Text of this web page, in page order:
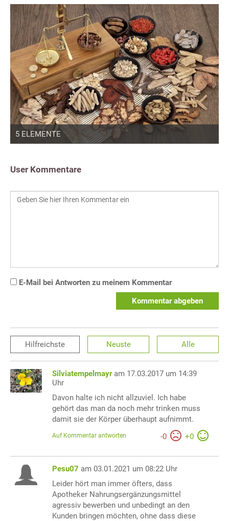
5 ELEMENTE
User Kommentare
E-Mail bei Antworten zu meinem Kommentar
Kommentar abgeben
Hilfreichste Neuste Alle
Silviatempelmayr am 17.03.2017 um 14:39
Uhr
Davon halte ich nicht allzuviel. Ich habe
gehört das man da noch mehr trinken muss
damit sie der Körper überhaupt aufnimmt.
-0 +0
Auf Kommentar antworten
Pesu07 am 03.01.2021 um 08:22 Uhr
Leider hört man immer öfters, dass
Apotheker Nahrungsergänzungsmittel
agressiv bewerben und unbedingt an den
Kunden bringen möchten, ohne dass diese